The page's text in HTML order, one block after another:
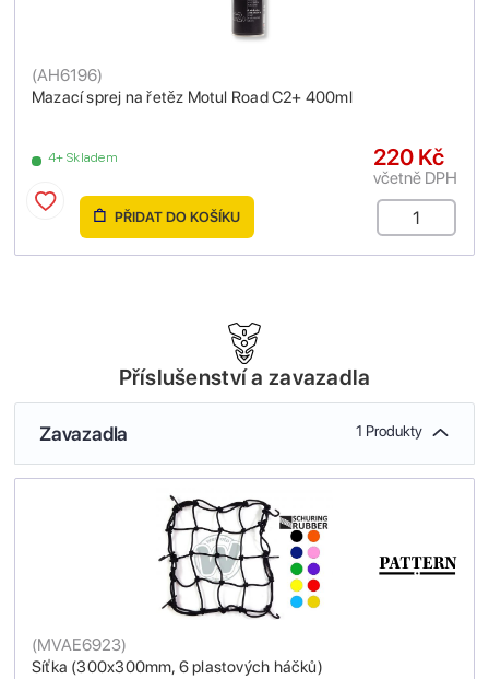
Mazací sprej na řetěz Motul Road C2+ 400ml
(AH6196)
4+ Skladem 220 Kč
včetně DPH
PŘIDAT DO KOŠÍKU
Příslušenství a zavazadla
Zavazadla 1 Produkty
Síťka (300x300mm, 6 plastových háčků)
(MVAE6923)